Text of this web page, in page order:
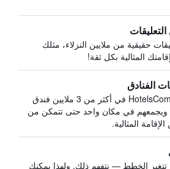
حقيقية من ملايين النزلاء، مثلك
المثالية بكل ثقة!
الفنادق
يبحث HotelsCombined في أكثر من 3 ملايين فندق
ويجمعهم في مكان واحد حتى تتمكن من
المثالية.
تتغير الخطط — نتفهم ذلك. ولهذا يمكنك